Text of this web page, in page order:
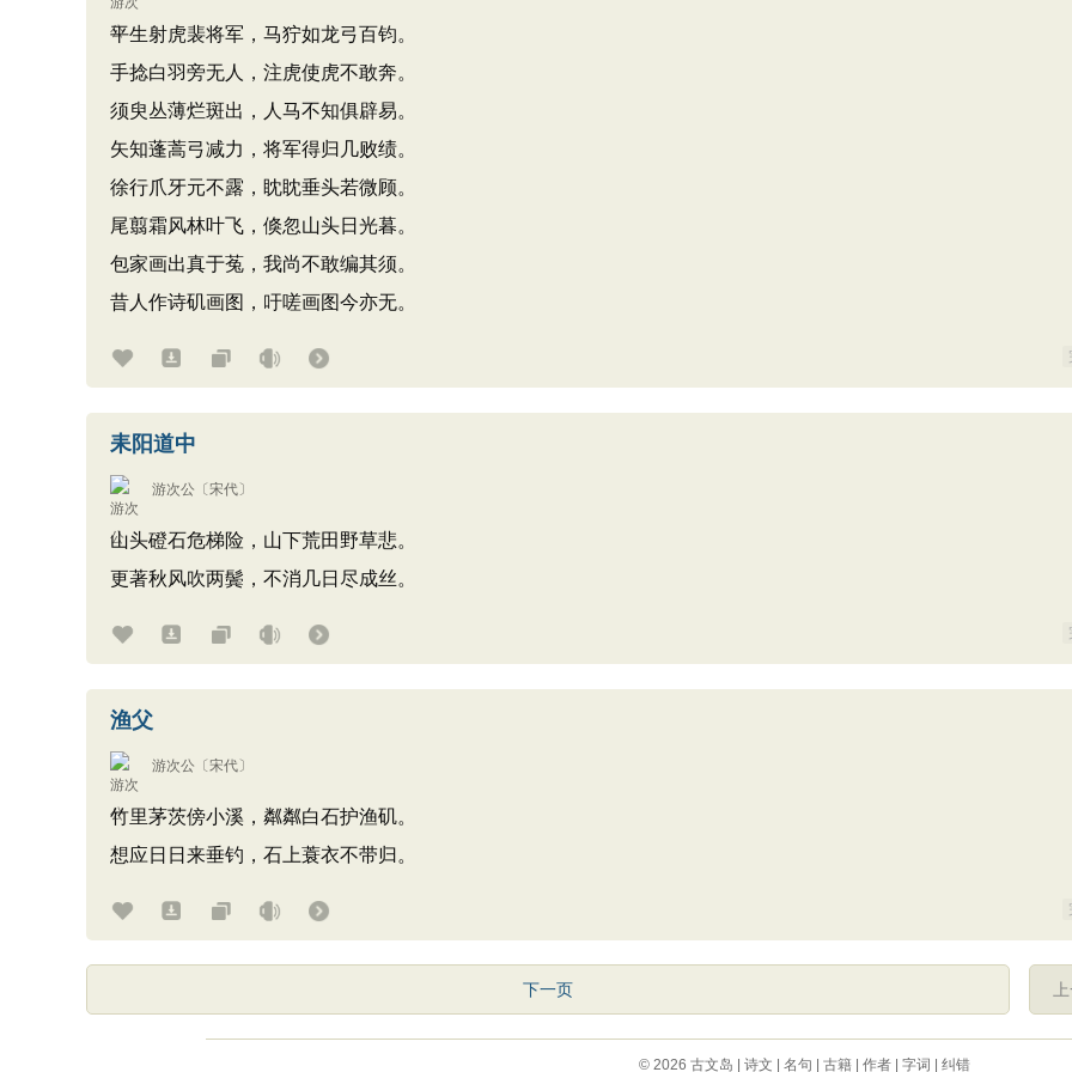
平生射虎裴将军，马狞如龙弓百钧。
手捻白羽旁无人，注虎使虎不敢奔。
须臾丛薄烂斑出，人马不知俱辟易。
矢知蓬蒿弓减力，将军得归几败绩。
徐行爪牙元不露，眈眈垂头若微顾。
尾翦霜风林叶飞，倏忽山头日光暮。
包家画出真于菟，我尚不敢编其须。
昔人作诗矶画图，吁嗟画图今亦无。
耒阳道中
游次公 〔宋代〕
山头磴石危梯险，山下荒田野草悲。
更著秋风吹两鬓，不消几日尽成丝。
渔父
游次公 〔宋代〕
竹里茅茨傍小溪，粼粼白石护渔矶。
想应日日来垂钓，石上蓑衣不带归。
下一页
© 2026 古文岛 诗文 名句 古籍| 作者| 字词 纠错